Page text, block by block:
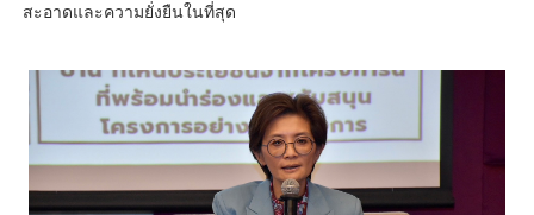
สะอาดและความยั่งยืนในที่สุด